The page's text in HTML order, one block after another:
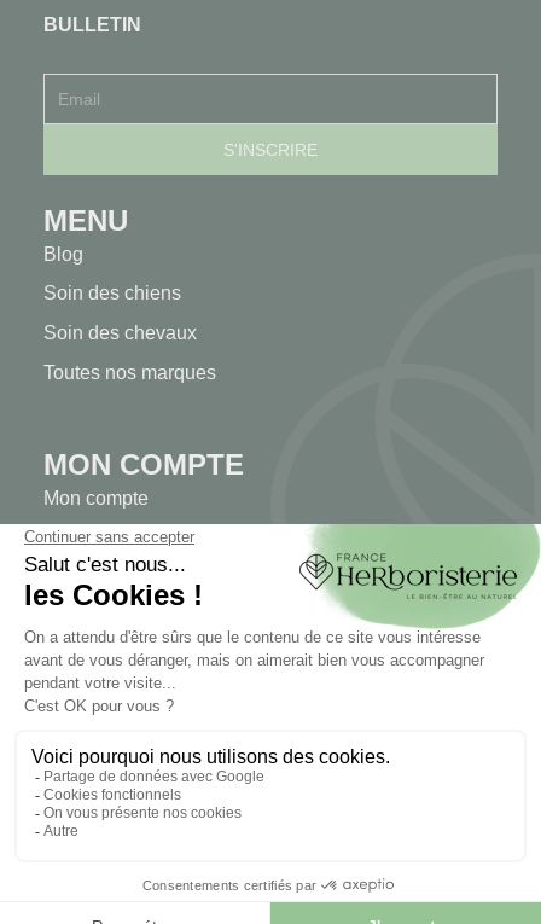
BULLETIN
MENU
Blog
Soin des chiens
Soin des chevaux
Toutes nos marques
MON COMPTE
Mon compte
Authentification
Suivi de commande
INFORMATIONS
Plan du site
Notre herboristerie